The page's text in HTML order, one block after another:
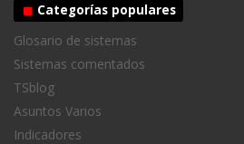
Categorías populares
Glosario de sistemas
Sistemas comentados
TSblog
Asuntos Varios
Indicadores